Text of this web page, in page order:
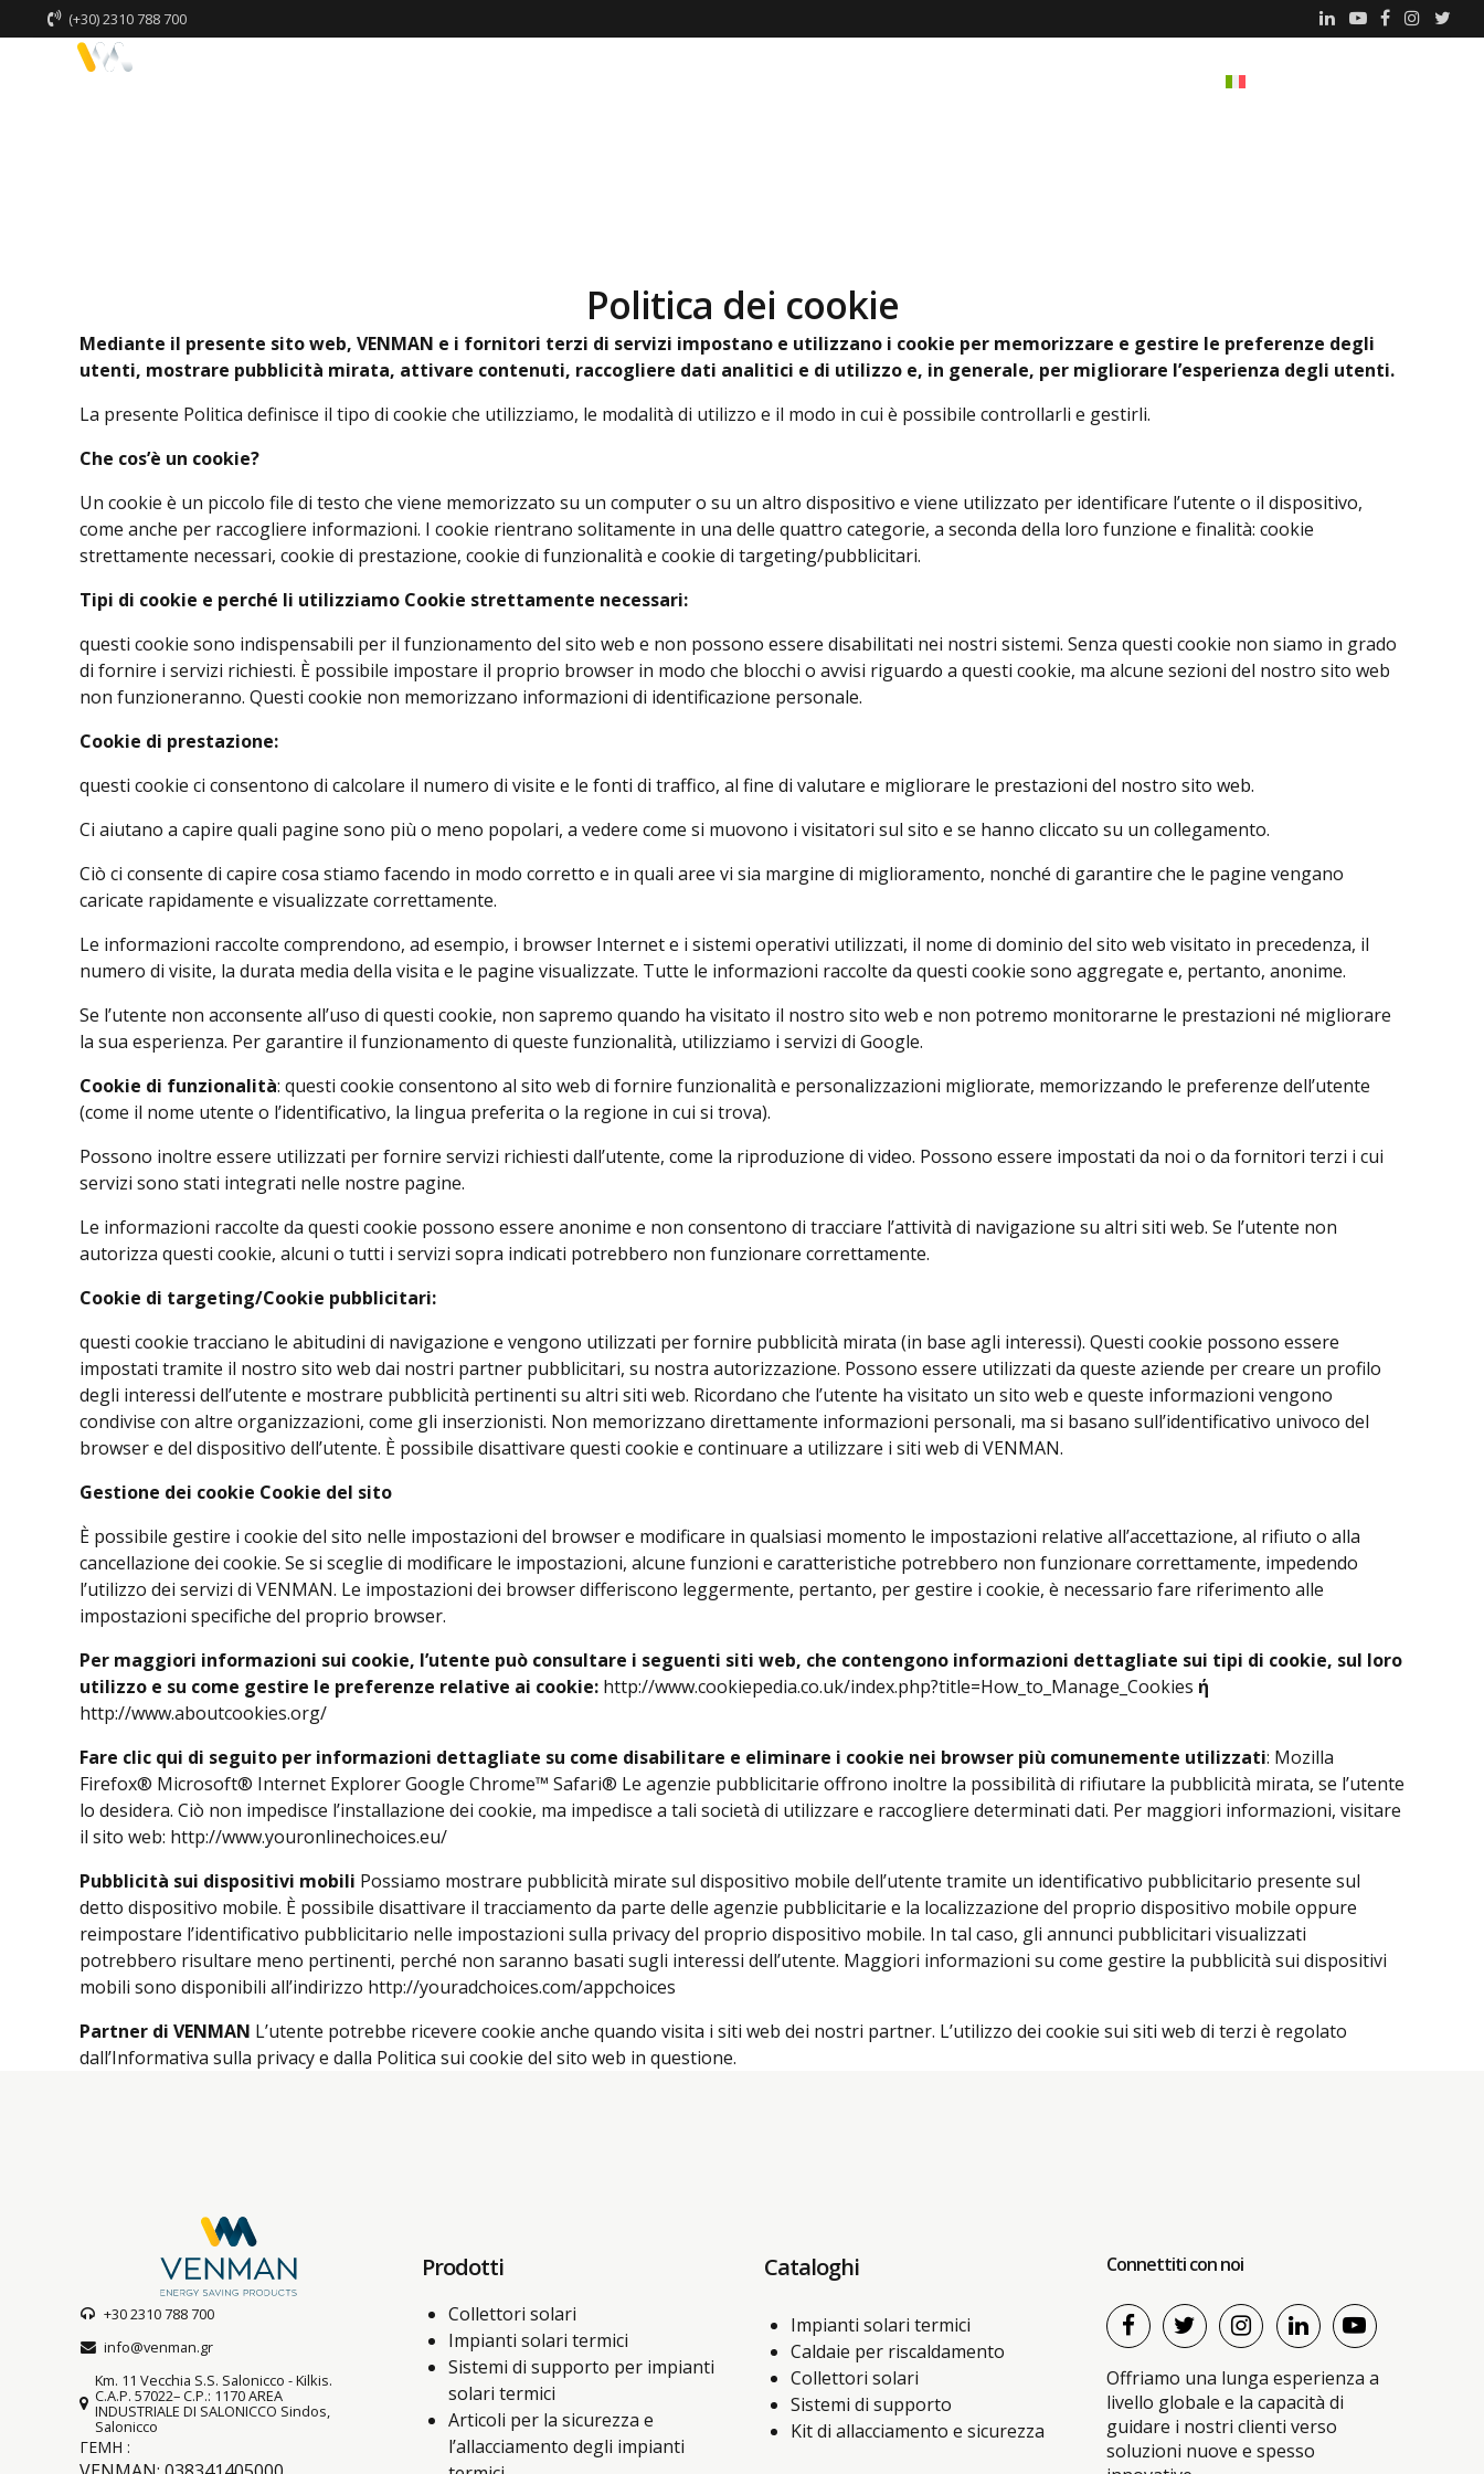
(+30) 2310 788 700
Politica dei cookie
Mediante il presente sito web, VENMAN e i fornitori terzi di servizi impostano e utilizzano i cookie per memorizzare e gestire le preferenze degli
utenti, mostrare pubblicità mirata, attivare contenuti, raccogliere dati analitici e di utilizzo e, in generale, per migliorare l’esperienza degli utenti.
La presente Politica definisce il tipo di cookie che utilizziamo, le modalità di utilizzo e il modo in cui è possibile controllarli e gestirli.
Che cos’è un cookie?
Un cookie è un piccolo file di testo che viene memorizzato su un computer o su un altro dispositivo e viene utilizzato per identificare l’utente o il dispositivo,
come anche per raccogliere informazioni. I cookie rientrano solitamente in una delle quattro categorie, a seconda della loro funzione e finalità: cookie
strettamente necessari, cookie di prestazione, cookie di funzionalità e cookie di targeting/pubblicitari.
Tipi di cookie e perché li utilizziamo Cookie strettamente necessari:
questi cookie sono indispensabili per il funzionamento del sito web e non possono essere disabilitati nei nostri sistemi. Senza questi cookie non siamo in grado
di fornire i servizi richiesti. È possibile impostare il proprio browser in modo che blocchi o avvisi riguardo a questi cookie, ma alcune sezioni del nostro sito web
non funzioneranno. Questi cookie non memorizzano informazioni di identificazione personale.
Cookie di prestazione:
questi cookie ci consentono di calcolare il numero di visite e le fonti di traffico, al fine di valutare e migliorare le prestazioni del nostro sito web.
Ci aiutano a capire quali pagine sono più o meno popolari, a vedere come si muovono i visitatori sul sito e se hanno cliccato su un collegamento.
Ciò ci consente di capire cosa stiamo facendo in modo corretto e in quali aree vi sia margine di miglioramento, nonché di garantire che le pagine vengano
caricate rapidamente e visualizzate correttamente.
Le informazioni raccolte comprendono, ad esempio, i browser Internet e i sistemi operativi utilizzati, il nome di dominio del sito web visitato in precedenza, il
numero di visite, la durata media della visita e le pagine visualizzate. Tutte le informazioni raccolte da questi cookie sono aggregate e, pertanto, anonime.
Se l’utente non acconsente all’uso di questi cookie, non sapremo quando ha visitato il nostro sito web e non potremo monitorarne le prestazioni né migliorare
la sua esperienza. Per garantire il funzionamento di queste funzionalità, utilizziamo i servizi di Google.
Cookie di funzionalità: questi cookie consentono al sito web di fornire funzionalità e personalizzazioni migliorate, memorizzando le preferenze dell’utente
(come il nome utente o l’identificativo, la lingua preferita o la regione in cui si trova).
Possono inoltre essere utilizzati per fornire servizi richiesti dall’utente, come la riproduzione di video. Possono essere impostati da noi o da fornitori terzi i cui
servizi sono stati integrati nelle nostre pagine.
Le informazioni raccolte da questi cookie possono essere anonime e non consentono di tracciare l’attività di navigazione su altri siti web. Se l’utente non
autorizza questi cookie, alcuni o tutti i servizi sopra indicati potrebbero non funzionare correttamente.
Cookie di targeting/Cookie pubblicitari:
questi cookie tracciano le abitudini di navigazione e vengono utilizzati per fornire pubblicità mirata (in base agli interessi). Questi cookie possono essere
impostati tramite il nostro sito web dai nostri partner pubblicitari, su nostra autorizzazione. Possono essere utilizzati da queste aziende per creare un profilo
degli interessi dell’utente e mostrare pubblicità pertinenti su altri siti web. Ricordano che l’utente ha visitato un sito web e queste informazioni vengono
condivise con altre organizzazioni, come gli inserzionisti. Non memorizzano direttamente informazioni personali, ma si basano sull’identificativo univoco del
browser e del dispositivo dell’utente. È possibile disattivare questi cookie e continuare a utilizzare i siti web di VENMAN.
Gestione dei cookie Cookie del sito
È possibile gestire i cookie del sito nelle impostazioni del browser e modificare in qualsiasi momento le impostazioni relative all’accettazione, al rifiuto o alla
cancellazione dei cookie. Se si sceglie di modificare le impostazioni, alcune funzioni e caratteristiche potrebbero non funzionare correttamente, impedendo
l’utilizzo dei servizi di VENMAN. Le impostazioni dei browser differiscono leggermente, pertanto, per gestire i cookie, è necessario fare riferimento alle
impostazioni specifiche del proprio browser.
Per maggiori informazioni sui cookie, l’utente può consultare i seguenti siti web, che contengono informazioni dettagliate sui tipi di cookie, sul loro
utilizzo e su come gestire le preferenze relative ai cookie: http://www.cookiepedia.co.uk/index.php?title=How_to_Manage_Cookies ή
http://www.aboutcookies.org/
Fare clic qui di seguito per informazioni dettagliate su come disabilitare e eliminare i cookie nei browser più comunemente utilizzati: Mozilla
Firefox® Microsoft® Internet Explorer Google Chrome™ Safari® Le agenzie pubblicitarie offrono inoltre la possibilità di rifiutare la pubblicità mirata, se l’utente
lo desidera. Ciò non impedisce l’installazione dei cookie, ma impedisce a tali società di utilizzare e raccogliere determinati dati. Per maggiori informazioni, visitare
il sito web: http://www.youronlinechoices.eu/
Pubblicità sui dispositivi mobili Possiamo mostrare pubblicità mirate sul dispositivo mobile dell’utente tramite un identificativo pubblicitario presente sul
detto dispositivo mobile. È possibile disattivare il tracciamento da parte delle agenzie pubblicitarie e la localizzazione del proprio dispositivo mobile oppure
reimpostare l’identificativo pubblicitario nelle impostazioni sulla privacy del proprio dispositivo mobile. In tal caso, gli annunci pubblicitari visualizzati
potrebbero risultare meno pertinenti, perché non saranno basati sugli interessi dell’utente. Maggiori informazioni su come gestire la pubblicità sui dispositivi
mobili sono disponibili all’indirizzo http://youradchoices.com/appchoices
Partner di VENMAN L’utente potrebbe ricevere cookie anche quando visita i siti web dei nostri partner. L’utilizzo dei cookie sui siti web di terzi è regolato
dall’Informativa sulla privacy e dalla Politica sui cookie del sito web in questione.
+30 2310 788 700
info@venman.gr
Km. 11 Vecchia S.S. Salonicco - Kilkis.
C.A.P. 57022– C.P.: 1170 AREA
INDUSTRIALE DI SALONICCO Sindos,
Salonicco
ΓΕΜΗ :
Prodotti
Collettori solari
Impianti solari termici
Sistemi di supporto per impianti
solari termici
Articoli per la sicurezza e
l’allacciamento degli impianti
Cataloghi
Impianti solari termici
Caldaie per riscaldamento
Collettori solari
Sistemi di supporto
Kit di allacciamento e sicurezza
Connettiti con noi
Offriamo una lunga esperienza a
livello globale e la capacità di
guidare i nostri clienti verso
soluzioni nuove e spesso